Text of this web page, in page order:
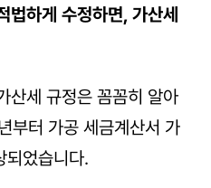
법하게 수정하면, 가산세
산세 규정은 꼼꼼히 알아
부터 가공 세금계산서 가
었습니다.